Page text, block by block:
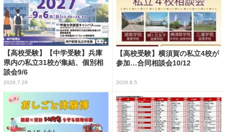
【高校受験】【中学受験】兵庫
県内の私立31校が集結、個別相
談会9/6
2026.7.28
【高校受験】横須賀の私立4校が
参加…合同相談会10/12
2026.8.5